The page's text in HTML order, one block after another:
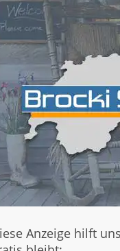
Anzeige hilft